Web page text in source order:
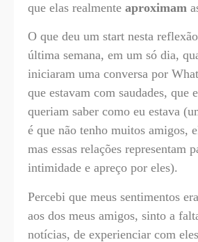
que elas realmente aproximam
O que deu um start nesta
última semana, em um só dia,
iniciaram uma conversa por
que estavam com saudades, que
queriam saber como eu estava
é que não tenho muitos amigos,
mas essas relações representam
intimidade e apreço por eles).
Percebi que meus sentimentos
aos dos meus amigos, sinto a
notícias, de experienciar com